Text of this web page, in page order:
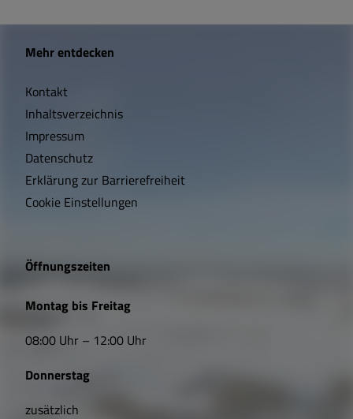
W
c
h
t
i
e
L
n
k
Mehr entdecken
Kontakt
Inhaltsverzeichnis
Impressum
Datenschutz
Erklärung zur Barrierefreiheit
Cookie Einstellungen
Öffnungszeiten
Montag bis Freitag
08:00 Uhr – 12:00 Uhr
Donnerstag
zusätzlich